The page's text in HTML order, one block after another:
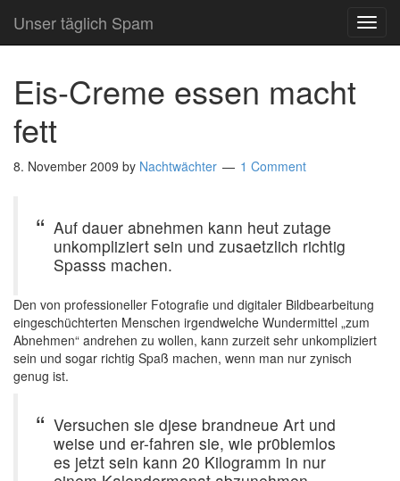
Unser täglich Spam
Eis-Creme essen macht
fett
8. November 2009 by Nachtwächter 1 Comment
Auf dauer abnehmen kann heut zutage
unkompliziert sein und zusaetzlich richtig
Spasss machen.
Den von professioneller Fotografie und digitaler Bildbearbeitung
eingeschüchterten Menschen irgendwelche Wundermittel „zum
Abnehmen“ andrehen zu wollen, kann zurzeit sehr unkompliziert
sein und sogar richtig Spaß machen, wenn man nur zynisch
genug ist.
Versuchen sie djese brandneue Art und
weise und er-fahren sie, wie pr0blemlos
es jetzt sein kann 20 Kilogramm in nur